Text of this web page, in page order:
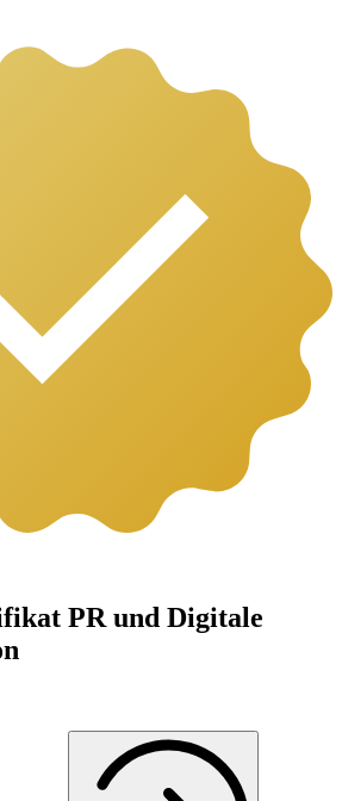
PR und Digitale